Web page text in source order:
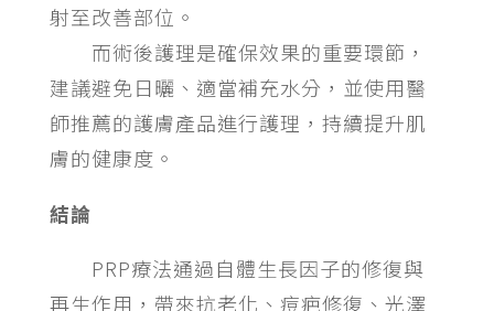
射至改善部位。
而術後護理是確保效果的重要環節，
建議避免日曬、適當補充水分，並使用醫
師推薦的護膚產品進行護理，持續提升肌
膚的健康度。
結論
PRP療法通過自體生長因子的修復與
再生作用，帶來抗老化、痘疤修復、光澤